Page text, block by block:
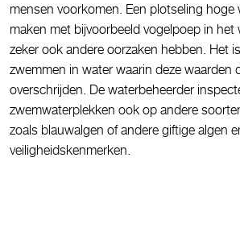
mensen voorkomen. Een plotseling hoge
maken met bijvoorbeeld vogelpoep in het
zeker ook andere oorzaken hebben. Het
zwemmen in water waarin deze waarden
overschrijden. De waterbeheerder
zwemwaterplekken ook op andere
zoals blauwalgen of andere giftige algen
veiligheidskenmerken.